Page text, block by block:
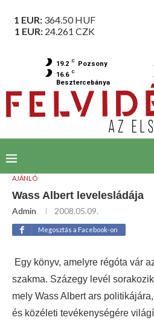
1 EUR: 364.50HUF
1 EUR: 24.261 CZK
19.2 C Pozsony
16.6 C
Besztercebánya
AJÁNLÓ
Wass Albert levelesládája
Admin 2008.05.09.
Megosztás a Facebook-on
Egy könyv, amelyre régóta vár
szakma. Százegy levél
mely Wass Albert ars
és közéleti tevékenységére